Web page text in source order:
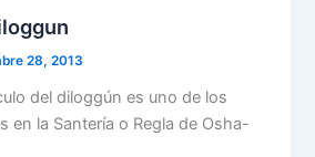
28, 2013
del diloggún es uno de los
en la Santería o Regla de Osha-